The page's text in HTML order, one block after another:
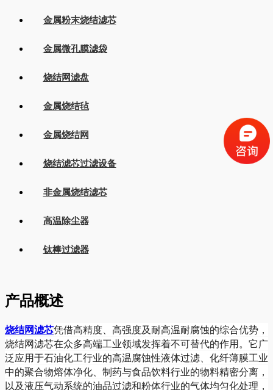
金属粉末烧结滤芯
金属微孔膜滤袋
烧结网滤盘
金属烧结毡
金属烧结网
烧结滤芯过滤设备
非金属烧结滤芯
高温除尘器
钛棒过滤器
产品概述
烧结网滤芯凭借高精度、高强度及耐高温耐腐蚀的综合优势，
烧结网滤芯在众多高端工业领域发挥着不可替代的作用。它广
泛应用于石油化工行业的高温腐蚀性液体过滤、化纤薄膜工业
中的聚合物熔体净化、制药与食品饮料行业的物料精密分离，
以及液压气动系统的油品过滤和粉体行业的气体均匀化处理，